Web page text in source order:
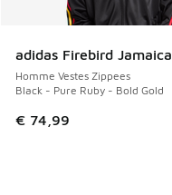
adidas Firebird Jamaica
Homme Vestes Zippees
Black - Pure Ruby - Bold Gold
€ 74,99